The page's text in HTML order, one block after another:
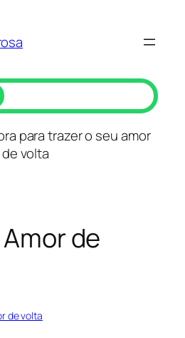
para trazer o seu amor
de volta
de
de volta